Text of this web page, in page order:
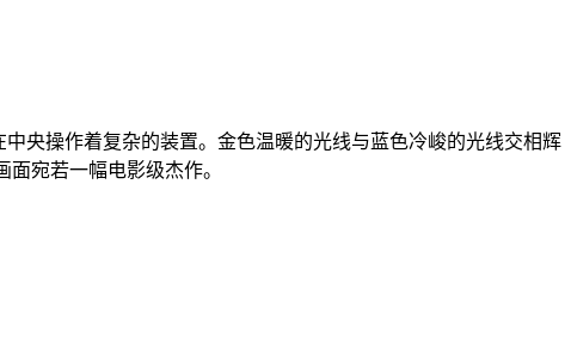
央操作着复杂的装置。金色温暖的光线与蓝色冷峻的光线交相辉
宛若一幅电影级杰作。